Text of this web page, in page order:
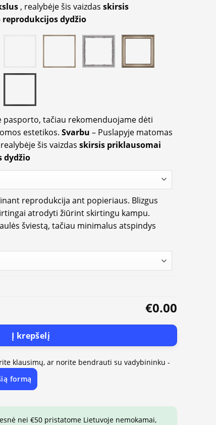
, realybėje šis vaizdas skirsis
dydžio
pasporto, tačiau rekomenduojame dėti
estetikos. Svarbu – Puslapyje matomas
šis vaizdas skirsis priklausomai
dydžio
reprodukcija ant popieriaus. Blizgus
atrodyti žiūrint skirtingu kampu.
šviestą, tačiau minimalus atspindys
€0.00
Į krepšelį
klausimų, ar norite bendrauti su vadybininku -
formą
nei €50 pristatome Lietuvoje nemokamai,